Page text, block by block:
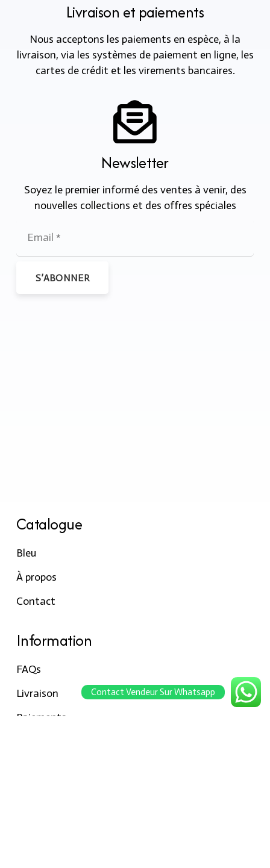
Livraison et paiements
Nous acceptons les paiements en espèce, à la
livraison, via les systèmes de paiement en ligne, les
cartes de crédit et les virements bancaires.
Newsletter
Soyez le premier informé des ventes à venir, des
nouvelles collections et des offres spéciales
S’ABONNER
Catalogue
Bleu
À propos
Contact
Information
FAQs
Livraison
Paiements
Contact Vendeur Sur Whatsapp